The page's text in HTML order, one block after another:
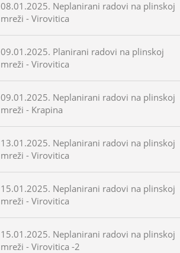
08.01.2025. Neplanirani radovi na plinskoj
mreži - Virovitica
09.01.2025. Planirani radovi na plinskoj
mreži - Virovitica
09.01.2025. Neplanirani radovi na plinskoj
mreži - Krapina
13.01.2025. Neplanirani radovi na plinskoj
mreži - Virovitica
15.01.2025. Neplanirani radovi na plinskoj
mreži - Virovitica
15.01.2025. Neplanirani radovi na plinskoj
mreži - Virovitica -2